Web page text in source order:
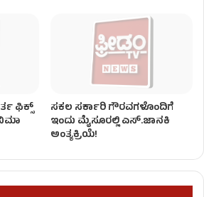
ಫಿಕ್ಸ್
ಸಕಲ ಸರ್ಕಾರಿ ಗೌರವಗಳೊಂದಿಗೆ
ಇಂದು ಮೈಸೂರಲ್ಲಿ ಎಸ್.ಜಾನಕಿ
ಅಂತ್ಯಕ್ರಿಯೆ!